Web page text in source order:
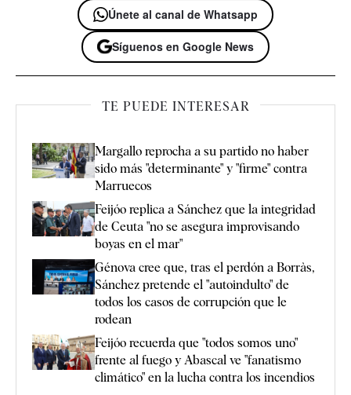
Únete al canal de Whatsapp
Síguenos en Google News
TE PUEDE INTERESAR
Margallo reprocha a su partido no haber
sido más "determinante" y "firme" contra
Marruecos
Feijóo replica a Sánchez que la integridad
de Ceuta "no se asegura improvisando
boyas en el mar"
Génova cree que, tras el perdón a Borràs,
Sánchez pretende el "autoindulto" de
todos los casos de corrupción que le
rodean
Feijóo recuerda que "todos somos uno"
frente al fuego y Abascal ve "fanatismo
climático" en la lucha contra los incendios